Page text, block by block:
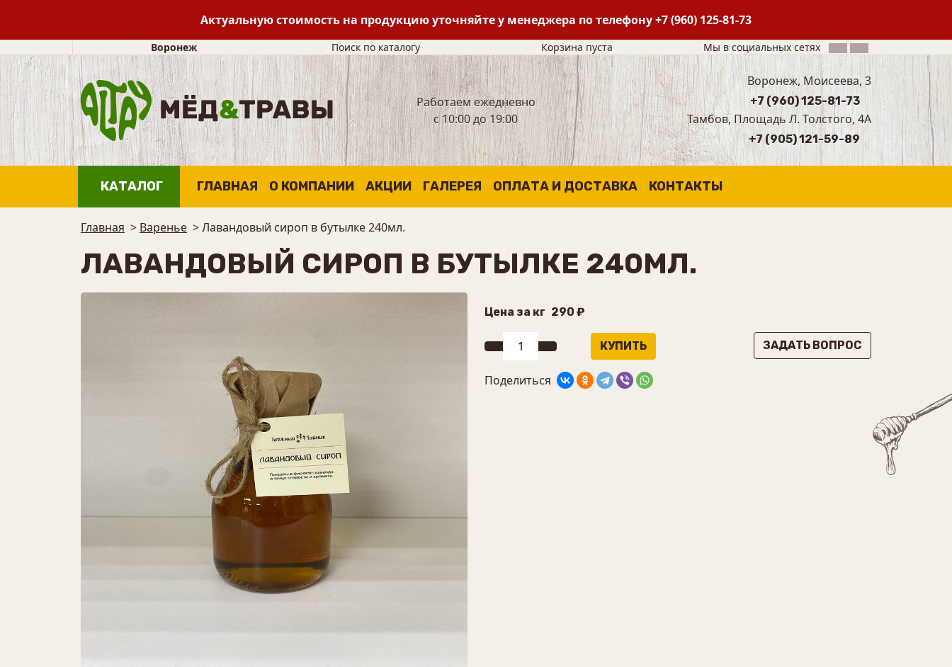
Актуальную стоимость на продукцию уточняйте у менеджера по телефону+7 (960) 125-81-73
Воронеж Поиск по каталогу Корзина пуста Мы в социальных сетях
Работаем ежедневно
с 10:00 до 19:00
Воронеж, Моисеева, 3
+7 (960) 125-81-73
Тамбов, Площадь Л. Толстого, 4А
+7 (905) 121-59-89
КАТАЛОГ ГЛАВНАЯ О КОМПАНИИ АКЦИИ ГАЛЕРЕЯ ОПЛАТА И ДОСТАВКА КОНТАКТЫ
Главная > Варенье >Лавандовый сироп в бутылке 240мл.
ЛАВАНДОВЫЙ СИРОП В БУТЫЛКЕ 240МЛ.
Цена за кг 290 ₽
ЗАДАТЬ ВОПРОС
Поделиться